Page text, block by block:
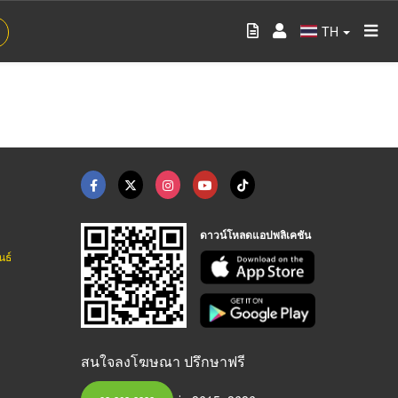
TH
ธ์
ดาวน์โหลดแอปพลิเคชัน
สนใจลงโฆษณา ปรึกษาฟรี